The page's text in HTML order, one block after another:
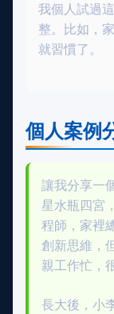
我個人試過
整。比如，
就習慣了。
個人案例
讓我分享一
星水瓶四宮
程師，家裡
創新思維，
親工作忙，
長大後，小